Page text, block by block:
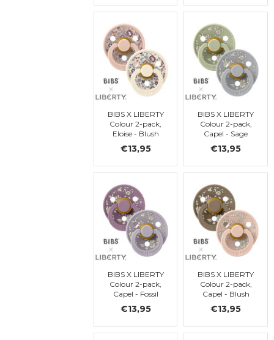
BIBS X LIBERTY
Colour 2-pack,
Eloise - Blush
€13,95
BIBS X LIBERTY
Colour 2-pack,
Capel - Sage
€13,95
BIBS X LIBERTY
Colour 2-pack,
Capel - Fossil
Grey Mix, ronde,
t. 2
€13,95
BIBS X LIBERTY
Colour 2-pack,
Capel - Blush
Mix, ronde, t 2
€13,95